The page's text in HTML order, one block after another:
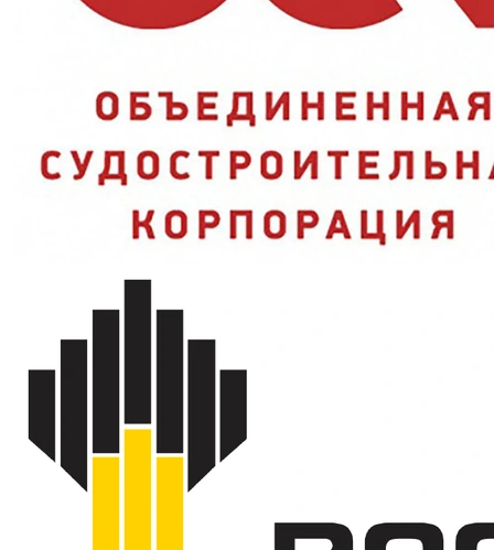
отдельной куртки-дождевика;
Полукомбинезон:лямки и высокая спинка не дают куртке
задираться;
истирания;
Увеличенная размерная сетка:
комплекцию сотрудников.
полиэфир), 210 г/м2
Застежка
молния, планка на кнопках
Защитные свойства